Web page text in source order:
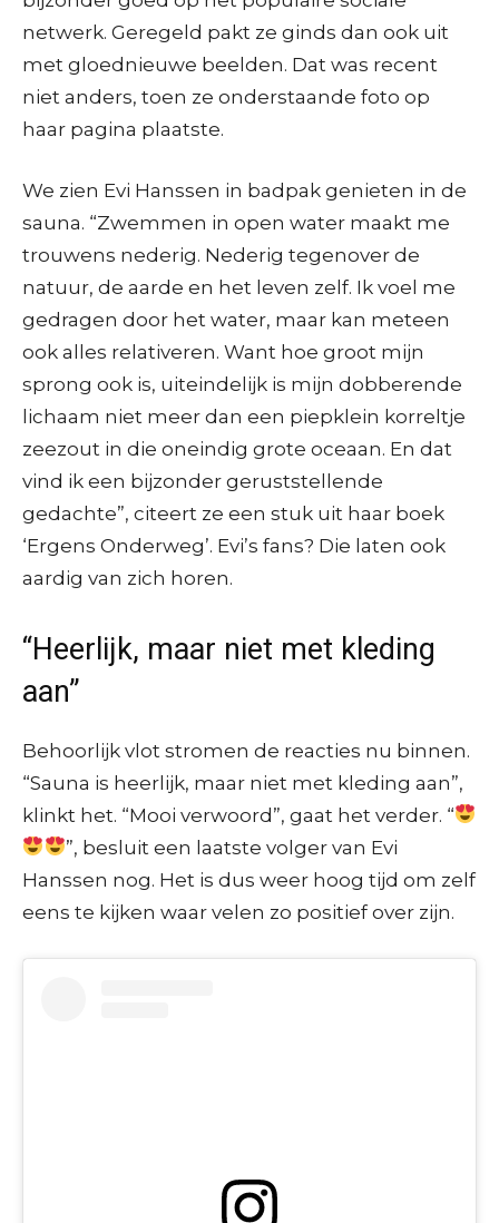
netwerk. Geregeld pakt ze ginds dan ook uit
met gloednieuwe beelden. Dat was recent
niet anders, toen ze onderstaande foto op
haar pagina plaatste.
We zien Evi Hanssen in badpak genieten in de
sauna. “Zwemmen in open water maakt me
trouwens nederig. Nederig tegenover de
natuur, de aarde en het leven zelf. Ik voel me
gedragen door het water, maar kan meteen
ook alles relativeren. Want hoe groot mijn
sprong ook is, uiteindelijk is mijn dobberende
lichaam niet meer dan een piepklein korreltje
zeezout in die oneindig grote oceaan. En dat
vind ik een bijzonder geruststellende
gedachte”, citeert ze een stuk uit haar boek
‘Ergens Onderweg’. Evi’s fans? Die laten ook
aardig van zich horen.
“Heerlijk, maar niet met kleding
aan”
Behoorlijk vlot stromen de reacties nu binnen.
“Sauna is heerlijk, maar niet met kleding aan”,
klinkt het. “Mooi verwoord”, gaat het verder. “
”, besluit een laatste volger van Evi
Hanssen nog. Het is dus weer hoog tijd om zelf
eens te kijken waar velen zo positief over zijn.